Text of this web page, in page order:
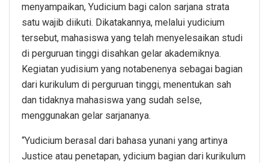
menyampaikan, Yudicium bagi calon sarjana strata
satu wajib diikuti. Dikatakannya, melalui yudicium
tersebut, mahasiswa yang telah menyelesaikan studi
di perguruan tinggi disahkan gelar akademiknya.
Kegiatan yudisium yang notabenenya sebagai bagian
dari kurikulum di perguruan tinggi, menentukan sah
dan tidaknya mahasiswa yang sudah selse,
menggunakan gelar sarjananya.
“Yudicium berasal dari bahasa yunani yang artinya
Justice atau penetapan, ydicium bagian dari kurikulum